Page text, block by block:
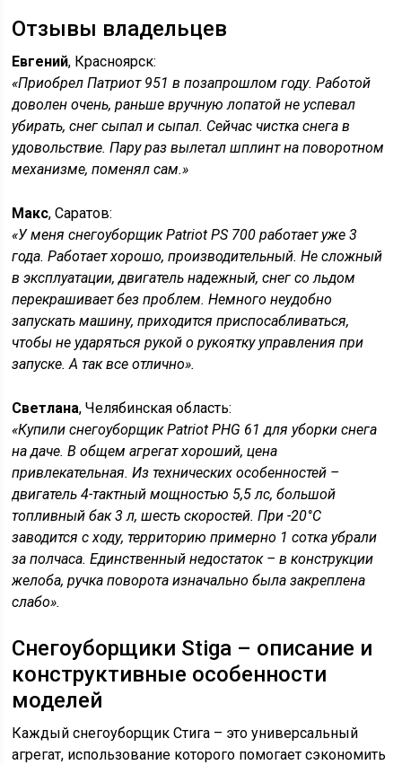
Отзывы владельцев
Евгений, Красноярск:
«Приобрел Патриот 951 в позапрошлом году. Работой
доволен очень, раньше вручную лопатой не успевал
убирать, снег сыпал и сыпал. Сейчас чистка снега в
удовольствие. Пару раз вылетал шплинт на поворотном
механизме, поменял сам.»
Макс, Саратов:
«У меня снегоуборщик Patriot PS 700 работает уже 3
года. Работает хорошо, производительный. Не сложный
в эксплуатации, двигатель надежный, снег со льдом
перекрашивает без проблем. Немного неудобно
запускать машину, приходится приспосабливаться,
чтобы не ударяться рукой о рукоятку управления при
запуске. А так все отлично».
Светлана, Челябинская область:
«Купили снегоуборщик Patriot PHG 61 для уборки снега
на даче. В общем агрегат хороший, цена
привлекательная. Из технических особенностей –
двигатель 4-тактный мощностью 5,5 лс, большой
топливный бак 3 л, шесть скоростей. При -20°С
заводится с ходу, территорию примерно 1 сотка убрали
за полчаса. Единственный недостаток – в конструкции
желоба, ручка поворота изначально была закреплена
слабо».
Снегоуборщики Stiga – описание и
конструктивные особенности
моделей
Каждый снегоуборщик Стига – это универсальный
агрегат, использование которого помогает сэкономить